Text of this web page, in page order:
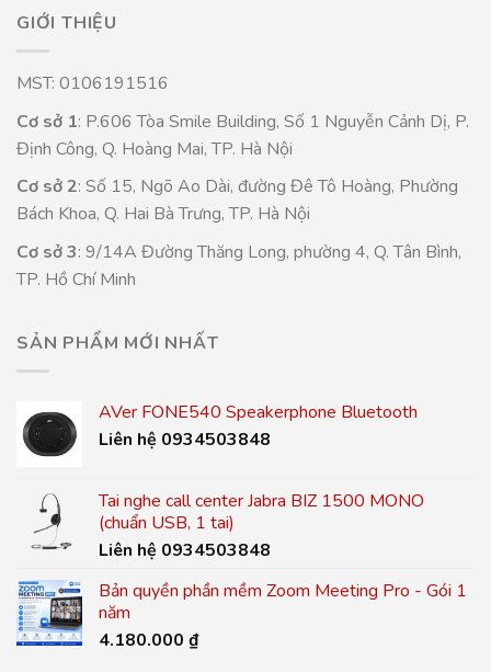
GIỚI THIỆU
MST: 0106191516
Cơ sở 1: P.606 Tòa Smile Building, Số 1 Nguyễn Cảnh Dị, P.
Định Công, Q. Hoàng Mai, TP. Hà Nội
Cơ sở 2: Số 15, Ngõ Ao Dài, đường Đê Tô Hoàng, Phường
Bách Khoa, Q. Hai Bà Trưng, TP. Hà Nội
Cơ sở 3: 9/14A Đường Thăng Long, phường 4, Q. Tân Bình,
TP. Hồ Chí Minh
SẢN PHẨM MỚI NHẤT
AVer FONE540 Speakerphone Bluetooth
Liên hệ 0934503848
Tai nghe call center Jabra BIZ 1500 MONO
(chuẩn USB, 1 tai)
Liên hệ 0934503848
Bản quyền phần mềm Zoom Meeting Pro - Gói 1
năm
4.180.000 ₫